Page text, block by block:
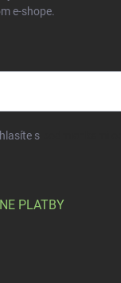
e-shope.
s
PLATBY